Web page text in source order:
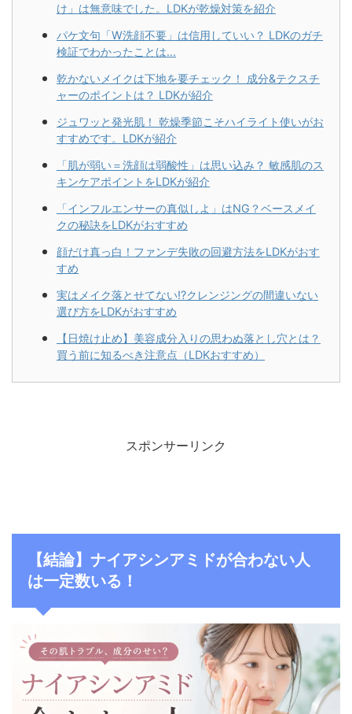
け」は無意味でした。LDKが乾燥対策を紹介
パケ文句「W洗顔不要」は信用していい？ LDKのガチ
検証でわかったことは...
乾かないメイクは下地を要チェック！ 成分&テクスチ
ャーのポイントは？ LDKが紹介
ジュワッと発光肌！ 乾燥季節こそハイライト使いがお
すすめです。LDKが紹介
「肌が弱い＝洗顔は弱酸性」は思い込み？ 敏感肌のス
キンケアポイントをLDKが紹介
「インフルエンサーの真似しよ」はNG？ベースメイ
クの秘訣をLDKがおすすめ
顔だけ真っ白！ファンデ失敗の回避方法をLDKがおす
すめ
実はメイク落とせてない!?クレンジングの間違いない
選び方をLDKがおすすめ
【日焼け止め】美容成分入りの思わぬ落とし穴とは？
買う前に知るべき注意点（LDKおすすめ）
スポンサーリンク
【結論】ナイアシンアミドが合わない人
は一定数いる！